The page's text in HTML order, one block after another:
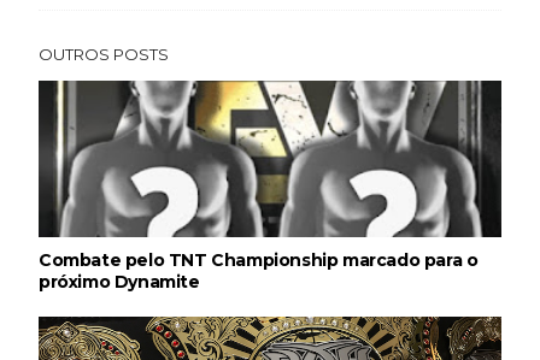
Unknown- Jul 29 2026
Throwback: The Rock vs Brock Lesnar:
SummerSlam 2002 - Undisputed WWE
Championship Match
SCSA867-Jul 28 2026
Unknown-Jul 28 2026
OUTROS POSTS
Combate pelo TNT Championship marcado para o
próximo Dynamite